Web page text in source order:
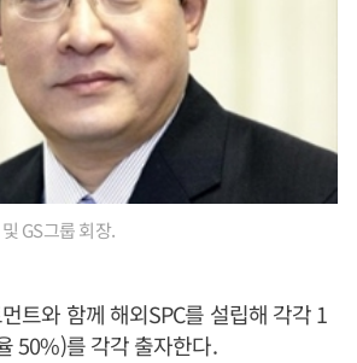
GS그룹 회장.
트와 함께 해외SPC를 설립해 각각 1
50%)를 각각 출자한다.